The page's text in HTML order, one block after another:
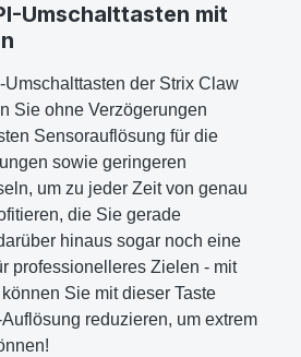
Umschalttasten mit
Umschalttasten der Strix Claw
Sie ohne Verzögerungen
Sensorauflösung für die
sowie geringeren
um zu jeder Zeit von genau
die Sie gerade
hinaus sogar noch eine
professionelleres Zielen - mit
Sie mit dieser Taste
reduzieren, um extrem